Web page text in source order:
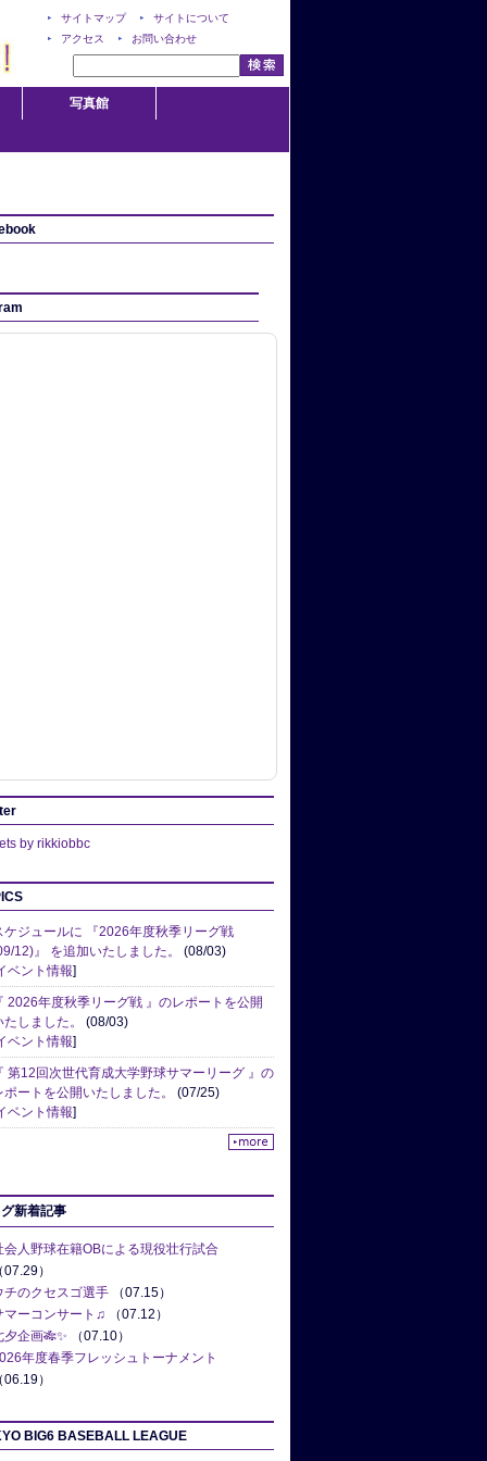
サイトマップ
サイトについて
アクセス
お問い合わせ
写真館
by rikkiobbc
ケジュールに 『2026年度秋季リーグ戦
12)』 を追加いたしました。 (08/03)
ベント情報]
2026年度秋季リーグ戦 』のレポートを公開
たしました。 (08/03)
ベント情報]
第12回次世代育成大学野球サマーリーグ 』の
ポートを公開いたしました。 (07/25)
ベント情報]
新着記事
会人野球在籍OBによる現役壮行試合
07.29）
チのクセスゴ選手 （07.15）
マーコンサート♫ （07.12）
夕企画🎋✨ （07.10）
年度春季フレッシュトーナメント
06.19）
BIG6 BASEBALL LEAGUE